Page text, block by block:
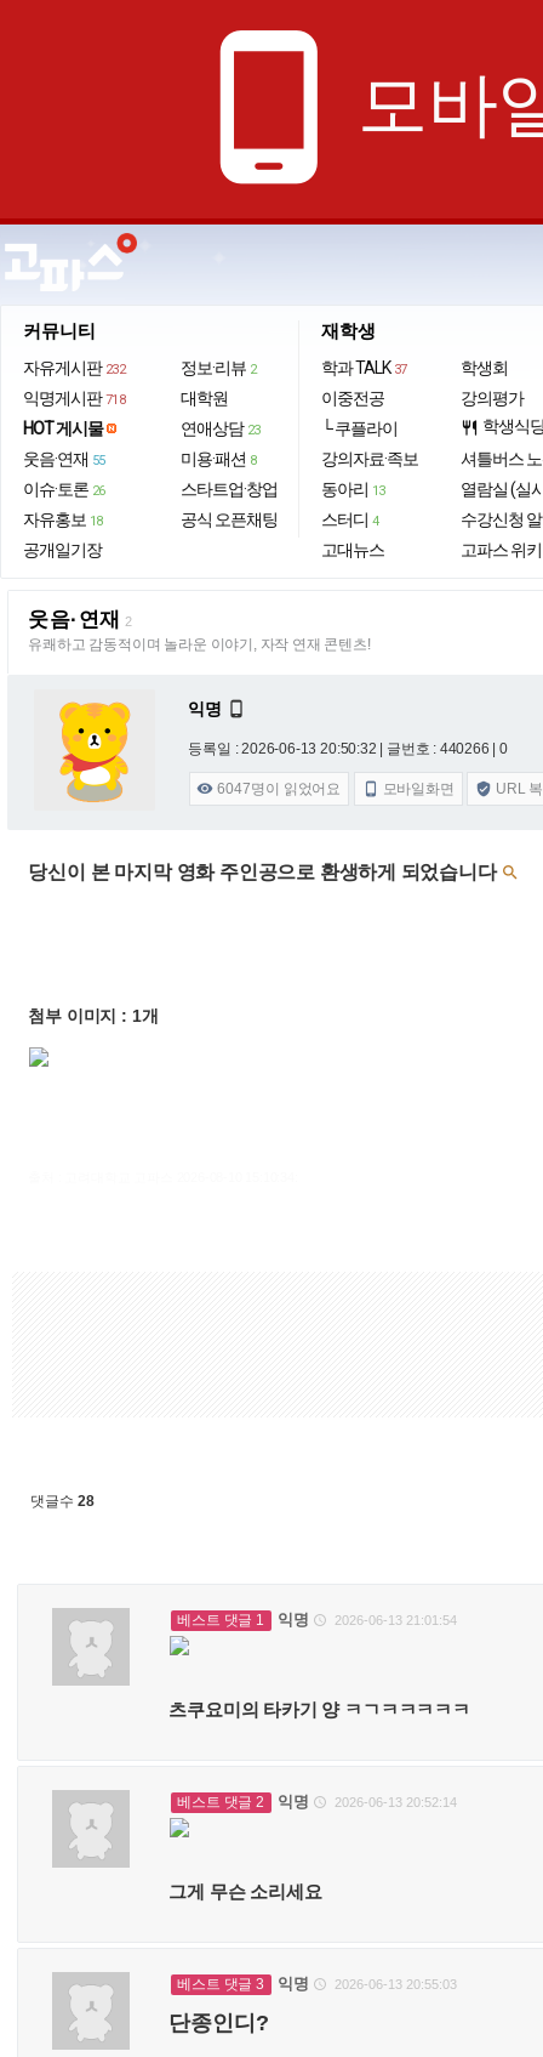
phone_android 모바
커뮤니티
자유게시판 232
익명게시판 718
HOT 게시물
웃음·연재 55
이슈·토론 26
자유홍보 18
공개일기장
정보·리뷰 2
대학원
연애상담 23
미용·패션 8
스타트업·창업
공식 오픈채팅
재학생
학과 TALK 37
이중전공
└ 쿠플라이
강의자료·족보
동아리 13
스터디 4
고대뉴스
학생회
강의평가
restaurant 학생식
셔틀버스
열람실 (실
수강신청
고파스 위키
웃음·연재 2
유쾌하고 감동적이며 놀라운 이야기, 자작 연재 콘텐츠!
익명 
등록일 : 2026-06-13 20:50:32 | 글번호 : 440266 | 0
 6047명이 읽었어요  모바일화면  URL
당신이 본 마지막 영화 주인공으로 환생하게 되었습니다 
첨부 이미지 : 1개
댓글수 28
베스트 댓글 1 익명  2026-06-13 21:01:54
츠쿠요미의 타카기 양 ㅋㄱㅋㅋㅋㅋㅋ
베스트 댓글 2 익명  2026-06-13 20:52:14
그게 무슨 소리세요
베스트 댓글 3 익명  2026-06-13 20:55:03
단종인디?